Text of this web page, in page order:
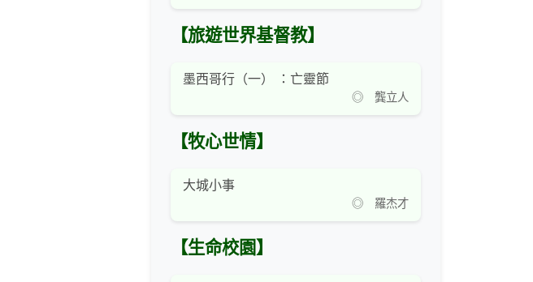
【旅遊世界基督教】
墨西哥行（一） ：亡靈節
◎ 龔立人
【牧心世情】
大城小事
◎ 羅杰才
【生命校園】